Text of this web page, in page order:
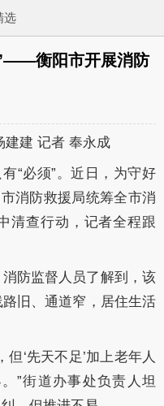
选
衡阳市开展消防
建建 记者 奉永成
“必须”。近日，为守好
消防救援局统筹全市消
清查行动，记者全程跟
防监督人员了解到，该
旧、通道窄，居住生活
‘先天不足’加上老年人
”街道办事处负责人坦